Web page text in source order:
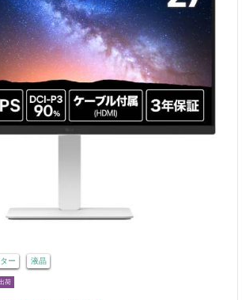
ー 液晶
荷